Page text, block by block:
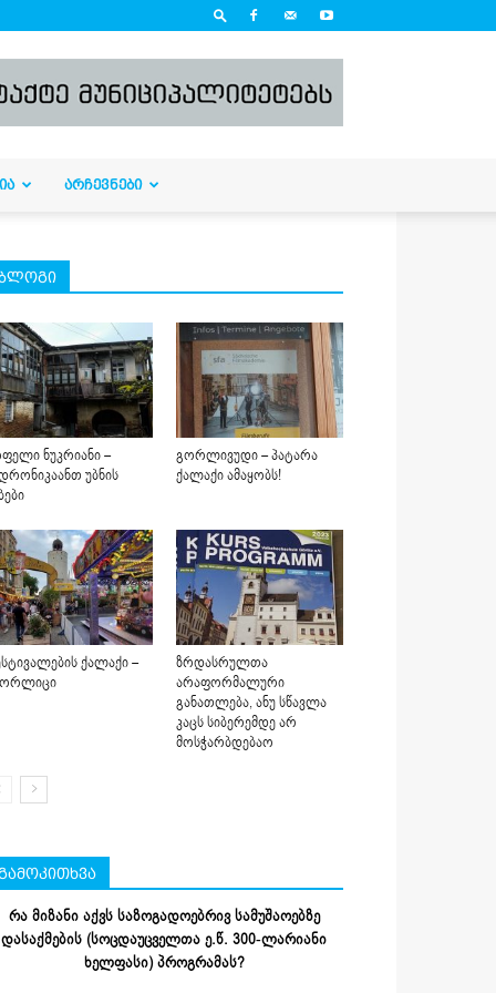
ᲐᲠᲩᲔᲕᲜᲔᲑᲘ
ნუკრიანი –
უბნის
გორლივუდი – პატარა
ქალაქი ამაყობს!
ქალაქი –
ზრდასრულთა
არაფორმალური
განათლება, ანუ სწავლა
კაცს სიბერემდე არ
მოსჭარბდებაო
რა მიზანი აქვს საზოგადოებრივ სამუშაოებზე
დასაქმების (სოცდაუცველთა ე.წ. 300-ლარიანი
ხელფასი) პროგრამას?